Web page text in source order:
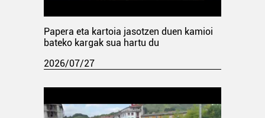
Papera eta kartoia jasotzen duen kamioi
bateko kargak sua hartu du
2026/07/27